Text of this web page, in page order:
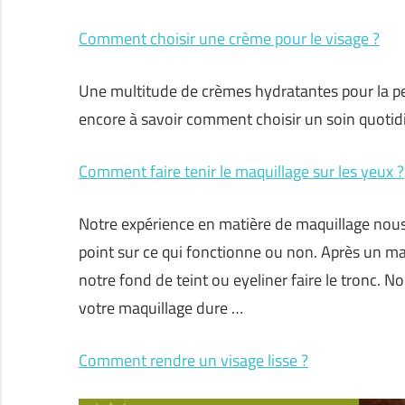
Comment choisir une crème pour le visage ?
Une multitude de crèmes hydratantes pour la
encore à savoir comment choisir un soin
Comment faire tenir le maquillage sur les yeux ?
Notre expérience en matière de maquillage
point sur ce qui fonctionne ou non. Après un
notre fond de teint ou eyeliner faire le tronc.
votre maquillage dure …
Comment rendre un visage lisse ?